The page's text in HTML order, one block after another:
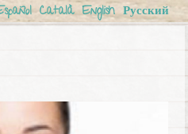
Català English Русский